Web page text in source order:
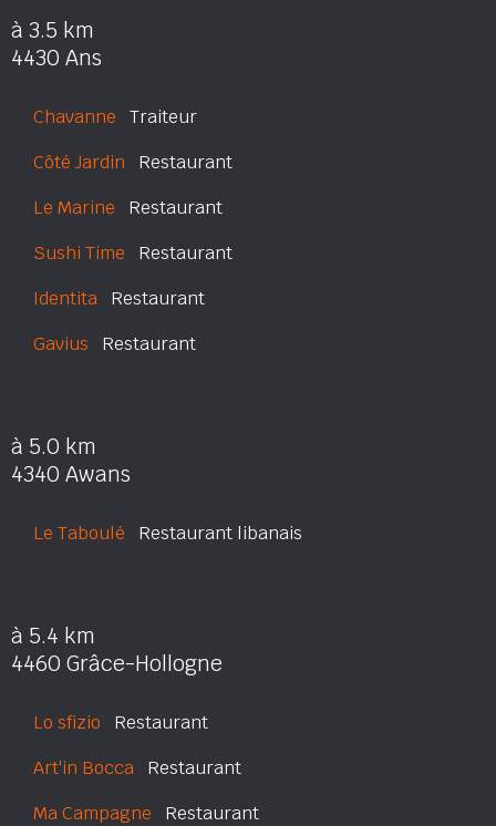
à 3.5 km
4430 Ans
Chavanne Traiteur
Côté Jardin Restaurant
Le Marine Restaurant
Sushi Time Restaurant
Identita Restaurant
Gavius Restaurant
à 5.0 km
4340 Awans
Le Taboulé Restaurant libanais
à 5.4 km
4460 Grâce-Hollogne
Lo sfizio Restaurant
Art'in Bocca Restaurant
Ma Campagne Restaurant